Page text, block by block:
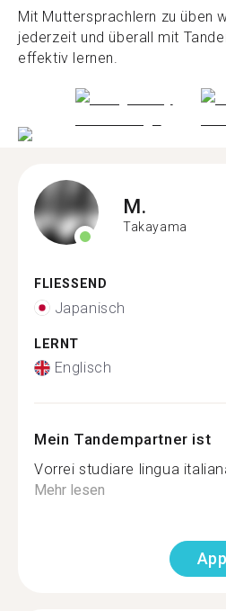
Mit Muttersprachlern zu üben
jederzeit und überall mit
effektiv lernen.
M.
Takayama
FLIESSEND
Japanisch
LERNT
Englisch
Mein Tandempartner ist
Vorrei studiare lingua
Mehr lesen